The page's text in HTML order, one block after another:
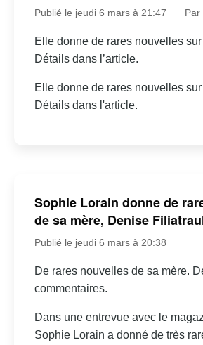
Publié le jeudi 6 mars à 21:47 Par
Elle donne de rares nouvelles
Détails dans l’article.
Elle donne de rares nouvelles
Détails dans l'article.
Sophie Lorain donne de
de sa mère, Denise
Publié le jeudi 6 mars à 20:38
De rares nouvelles de sa mère.
commentaires.
Dans une entrevue avec le
Sophie Lorain a donné de très